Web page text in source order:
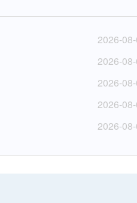
2026-
2026-
2026-
2026-
2026-